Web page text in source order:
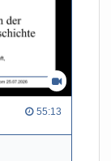
55:13